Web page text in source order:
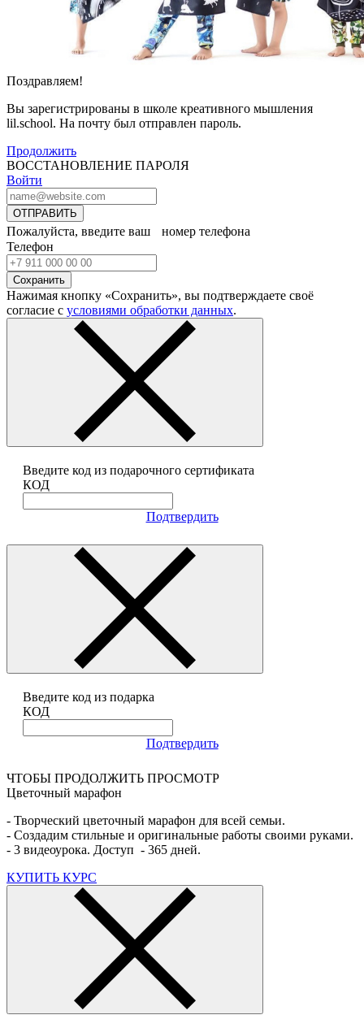
Поздравляем!
Вы зарегистрированы в школе креативного мышления
lil.school. На почту был отправлен пароль.
Продолжить
ВОССТАНОВЛЕНИЕ ПАРОЛЯ
Войти
ОТПРАВИТЬ
Пожалуйста, введите ваш номер телефона
Телефон
Сохранить
Нажимая кнопку «Сохранить», вы подтверждаете своё
согласие с условиями обработки данных.
Введите код из подарочного сертификата
КОД
Подтвердить
Введите код из подарка
КОД
Подтвердить
ЧТОБЫ ПРОДОЛЖИТЬ ПРОСМОТР
Цветочный марафон
- Творческий цветочный марафон для всей семьи.
- Создадим стильные и оригинальные работы своими руками.
- 3 видеоурока. Доступ - 365 дней.
КУПИТЬ КУРС